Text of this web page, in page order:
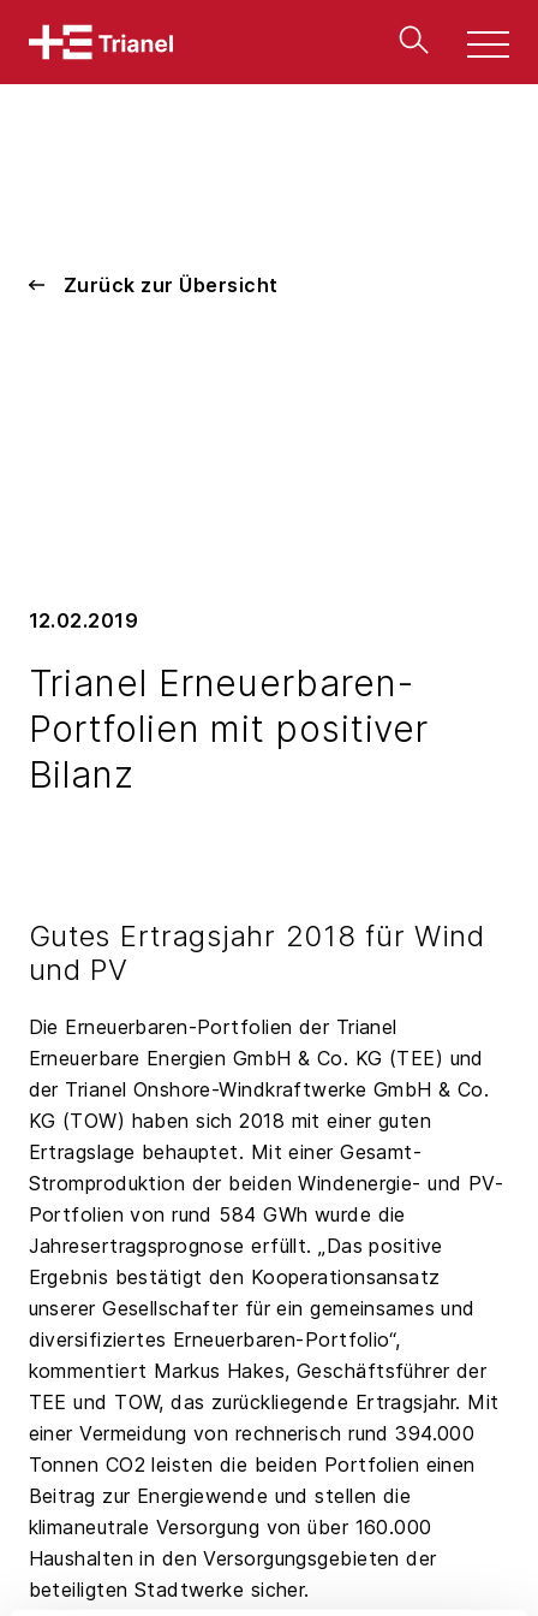
Men
Zurück zur Übersicht
12.02.2019
Trianel Erneuerbaren-
Portfolien mit positiver
Bilanz
Gutes Ertragsjahr 2018 für Wind
und PV
Die Erneuerbaren-Portfolien der Trianel
Erneuerbare Energien GmbH & Co. KG (TEE) und
der Trianel Onshore-Windkraftwerke GmbH & Co.
KG (TOW) haben sich 2018 mit einer guten
Ertragslage behauptet. Mit einer Gesamt-
Stromproduktion der beiden Windenergie- und PV-
Portfolien von rund 584 GWh wurde die
Jahresertragsprognose erfüllt. „Das positive
Ergebnis bestätigt den Kooperationsansatz
unserer Gesellschafter für ein gemeinsames und
diversifiziertes Erneuerbaren-Portfolio“,
kommentiert Markus Hakes, Geschäftsführer der
TEE und TOW, das zurückliegende Ertragsjahr. Mit
einer Vermeidung von rechnerisch rund 394.000
Tonnen CO2 leisten die beiden Portfolien einen
Beitrag zur Energiewende und stellen die
klimaneutrale Versorgung von über 160.000
Haushalten in den Versorgungsgebieten der
beteiligten Stadtwerke sicher.